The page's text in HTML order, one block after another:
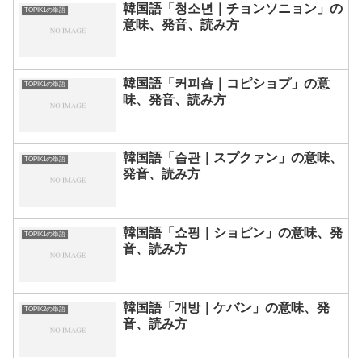
TOPIK1の単語
韓国語「청소년｜チョンソニョン」の
意味、発音、読み方
TOPIK1の単語
韓国語「커피숍｜コピショプ」の意
味、発音、読み方
TOPIK1の単語
韓国語「습관｜スプクァン」の意味、
発音、読み方
TOPIK1の単語
韓国語「쇼핑｜ショピン」の意味、発
音、読み方
TOPIK2の単語
韓国語「개방｜ケバン」の意味、発
音、読み方